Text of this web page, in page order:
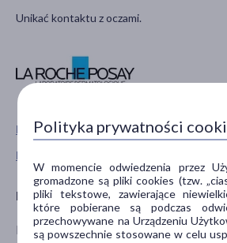
Pokaż wszystkie produkty LA ROCHE-
Pokaż wszystkie produkty linii Effaclar
Producent
La Roche-Posay
Unikać kontaktu z oczami.
Polityka prywatności
W momencie odwiedzenia przez
gromadzone są pliki cookies (tzw.
pliki tekstowe, zawierające
które pobierane są podczas
przechowywane na Urządzeniu
są powszechnie stosowane w celu